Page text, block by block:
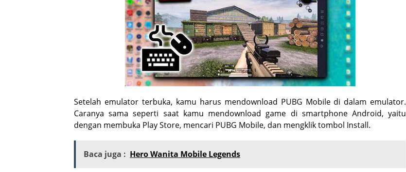
Setelah emulator terbuka, kamu harus mendownload PUBG Mobile di dalam emulator.
Caranya sama seperti saat kamu mendownload game di smartphone Android, yaitu
dengan membuka Play Store, mencari PUBG Mobile, dan mengklik tombol Install.
Baca juga : Hero Wanita Mobile Legends